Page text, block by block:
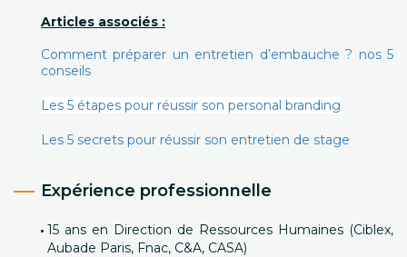
Articles associés :
Comment préparer un entretien d’embauche ? nos 5
conseils
Les 5 étapes pour réussir son personal branding
Les 5 secrets pour réussir son entretien de stage
Expérience professionnelle
15 ans en Direction de Ressources Humaines (Ciblex,
Aubade Paris, Fnac, C&A, CASA)